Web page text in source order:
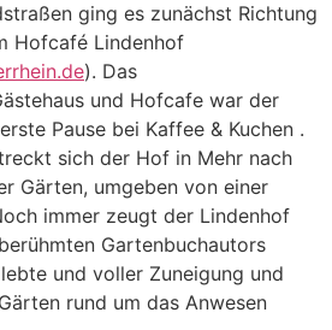
ging es zunächst Richtung
Hofcafé Lindenhof
). Das
und Hofcafe war der
Pause bei Kaffee & Kuchen .
sich der Hof in Mehr nach
Gärten, umgeben von einer
immer zeugt der Lindenhof
Gartenbuchautors
und voller Zuneigung und
rund um das Anwesen